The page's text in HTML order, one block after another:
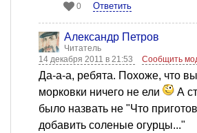
0 Ответить
Александр Петров
Читатель
14 декабря 2011 в 21:53
Сообщить
Да-а-а, ребята. Похоже, что
морковки ничего не ели
А
было назвать не "Что
добавить соленые огурцы..."